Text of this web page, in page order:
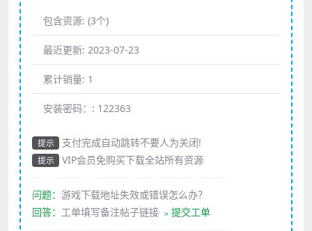
包含资源: (3个)
最近更新: 2023-07-23
累计销量: 1
安装密码：: 122363
提示 支付完成自动跳转不要人为关闭!
提示
VIP会员免购买下载全站所有资源
问题： 游戏下载地址失效或错误怎么办？
回答： 工单填写备注帖子链接 ﹥提交工单